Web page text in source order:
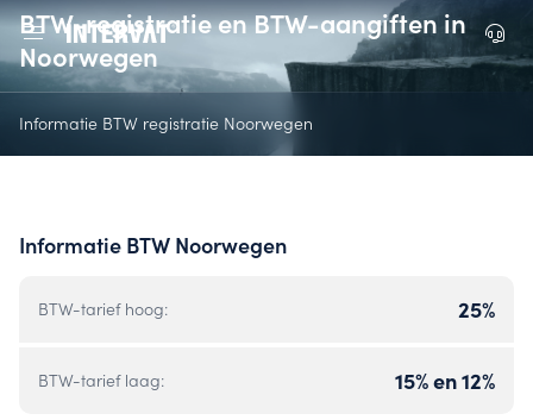
BTW-registratie en BTW-aangiften in
Noorwegen
Informatie BTW registratie Noorwegen
Informatie BTW Noorwegen
BTW-tarief hoog: 25%
BTW-tarief laag: 15% en 12%